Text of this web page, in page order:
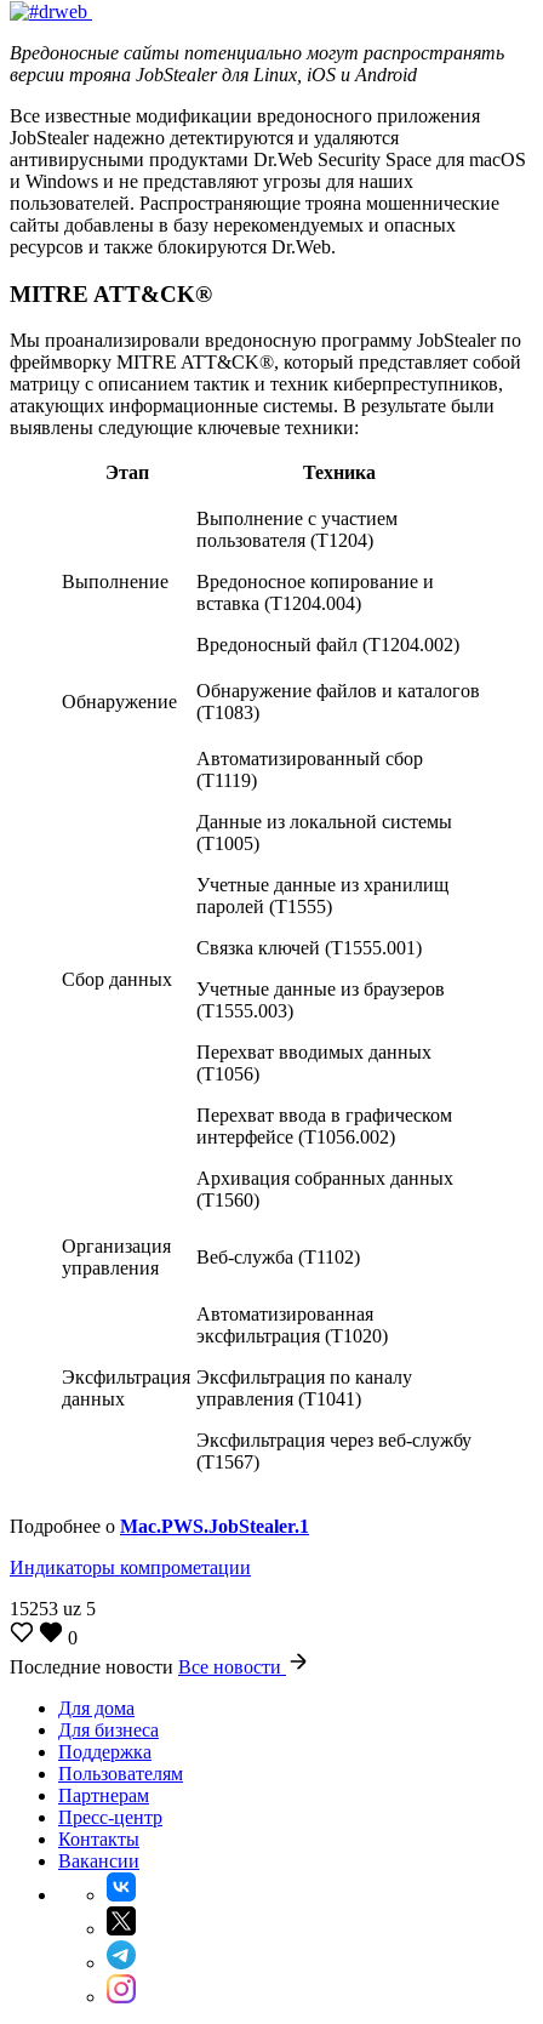
Вредоносные сайты потенциально могут распространять
версии трояна JobStealer для Linux, iOS и Android
Все известные модификации вредоносного приложения
JobStealer надежно детектируются и удаляются
антивирусными продуктами Dr.Web Security Space для macOS
и Windows и не представляют угрозы для наших
пользователей. Распространяющие трояна мошеннические
сайты добавлены в базу нерекомендуемых и опасных
ресурсов и также блокируются Dr.Web.
MITRE ATT&CK®
Мы проанализировали вредоносную программу JobStealer по
фреймворку MITRE ATT&CK®, который представляет собой
матрицу с описанием тактик и техник киберпреступников,
атакующих информационные системы. В результате были
выявлены следующие ключевые техники:
Этап Техника
Выполнение
Выполнение с участием
пользователя (T1204)
Вредоносное копирование и
вставка (T1204.004)
Вредоносный файл (T1204.002)
Обнаружение
Обнаружение файлов и каталогов
(T1083)
Сбор данных
Автоматизированный сбор
(T1119)
Данные из локальной системы
(T1005)
Учетные данные из хранилищ
паролей (T1555)
Связка ключей (T1555.001)
Учетные данные из браузеров
(T1555.003)
Перехват вводимых данных
(T1056)
Перехват ввода в графическом
интерфейсе (T1056.002)
Архивация собранных данных
(T1560)
Организация
управления
Веб-служба (T1102)
Эксфильтрация
данных
Автоматизированная
эксфильтрация (T1020)
Эксфильтрация по каналу
управления (T1041)
Эксфильтрация через веб-службу
(T1567)
Подробнее о Mac.PWS.JobStealer.1
Индикаторы компрометации
15253 uz 5
0
Последние новости Все новости
Для дома
Для бизнеса
Поддержка
Пользователям
Партнерам
Пресс-центр
Контакты
Вакансии